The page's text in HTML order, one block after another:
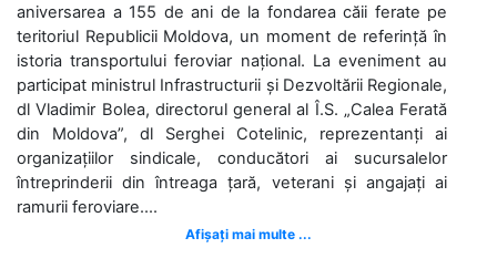
aniversarea a 155 de ani de la fondarea căii ferate pe
teritoriul Republicii Moldova, un moment de referință în
istoria transportului feroviar național. La eveniment au
participat ministrul Infrastructurii și Dezvoltării Regionale,
dl Vladimir Bolea, directorul general al Î.S. „Calea Ferată
din Moldova”, dl Serghei Cotelinic, reprezentanți ai
organizațiilor sindicale, conducători ai sucursalelor
întreprinderii din întreaga țară, veterani și angajați ai
ramurii feroviare....
Afișați mai multe ...